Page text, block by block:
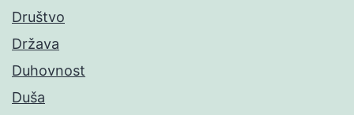
Društvo
Država
Duhovnost
Duša